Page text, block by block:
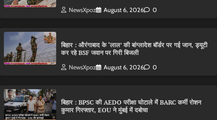
NewsXpoz August 6, 2026 0
बिहार : औरंगाबाद के ‘लाल’ की बांग्लादेश बॉर्डर पर गई जान, ड्यूटी
कर रहे BSF जवान पर गिरी बिजली
NewsXpoz August 6, 2026 0
बिहार : BPSC की AEDO परीक्षा घोटाले में BARC कर्मी रोशन
कुमार गिरफ्तार, EOU ने मुंबई में दबोचा